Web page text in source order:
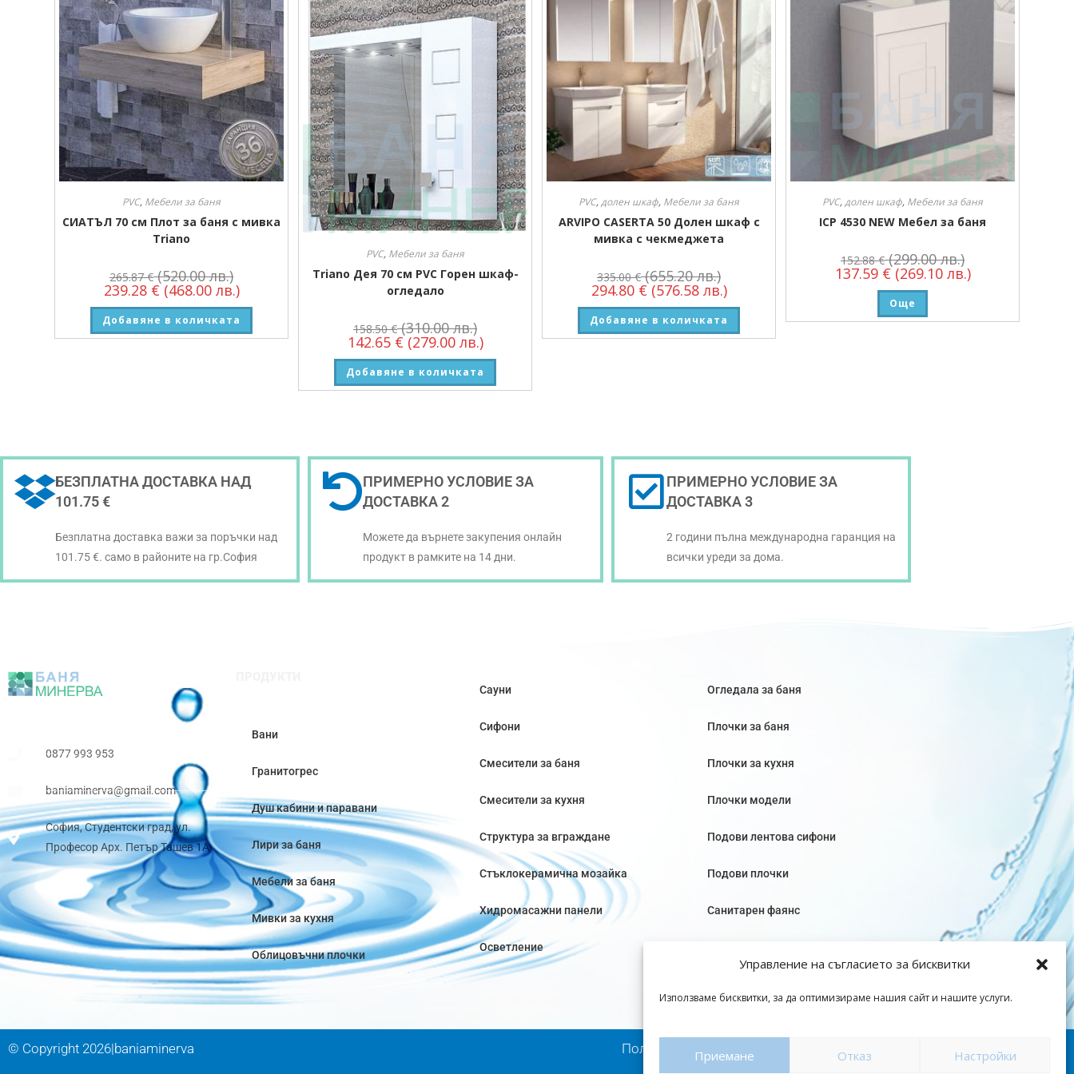
Управление на съгласието за бисквитки
Използваме бисквитки, за да оптимизираме нашия сайт и нашите услуги.
Приемане Отказ Настройки
PVC, Мебели за баня
СИАТЪЛ 70 см Плот за баня с мивка
Triano
265.87€ (520.00 лв.)
239.28 € (468.00 лв.)
Добавяне в количката
PVC, Мебели за баня
Triano Дея 70 см PVC Горен шкаф-
огледало
158.50€ (310.00 лв.)
142.65 € (279.00 лв.)
Добавяне в количката
PVC,долен шкаф, Мебели за баня
ARVIPO CASERTA 50 Долен шкаф с
мивка с чекмеджета
335.00€ (655.20 лв.)
294.80 € (576.58 лв.)
Добавяне в количката
PVC,долен шкаф, Мебели за баня
ICP 4530 NEW Мебел за баня
152.88€ (299.00 лв.)
137.59 € (269.10 лв.)
Още
БЕЗПЛАТНА ДОСТАВКА НАД
101.75 €
Безплатна доставка важи за поръчки над
101.75 €. само в районите на гр.София
ПРИМЕРНО УСЛОВИЕ ЗА
ДОСТАВКА 2
Можете да върнете закупения онлайн
продукт в рамките на 14 дни.
ПРИМЕРНО УСЛОВИЕ ЗА
ДОСТАВКА 3
2 години пълна международна гаранция на
всички уреди за дома.
0877 993 953
baniaminerva@gmail.com
София, Студентски град, ул.
Професор Арх. Петър Ташев 1А
Вани
Гранитогрес
Душ кабини и паравани
Лири за баня
Мебели за баня
Мивки за кухня
Облицовъчни плочки
Сауни
Сифони
Смесители за баня
Смесители за кухня
Структура за вграждане
Стъклокерамична мозайка
Хидромасажни панели
Осветление
Огледала за баня
Плочки за баня
Плочки за кухня
Плочки модели
Подови лентова сифони
Подови плочки
Санитарен фаянс
© Copyright 2026|baniaminerva Политика за поверителност Общи условия